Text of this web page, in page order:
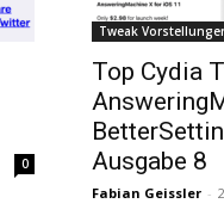
0
Tweak
Top Cydia
Ausgabe 8
Fabian Geissler -